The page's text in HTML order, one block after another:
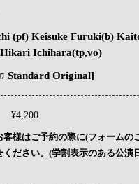
(pf) Keisuke Furuki(b)
Ichihara(tp,vo)
Standard Original]
¥4,200
様はご予約の際に(フォームの
ください。(学割表示のある公演